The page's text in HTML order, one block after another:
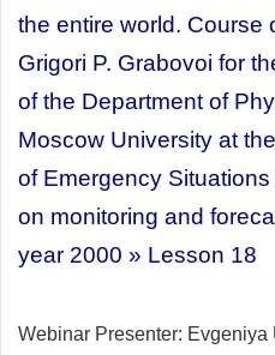
the entire world. Course
Grigori P. Grabovoi for
of the Department of
Moscow University at
of Emergency
on monitoring and
year 2000 » Lesson 18
Webinar Presenter: Evgeniya